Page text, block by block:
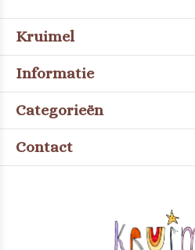
Kruimel
Informatie
Categorieën
Contact